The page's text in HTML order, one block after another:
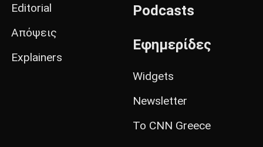
Editorial
Απόψεις
Explainers
Podcasts
Εφημερίδες
Widgets
Newsletter
Το CNN Greece